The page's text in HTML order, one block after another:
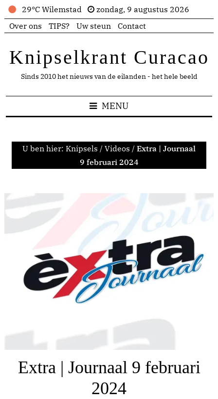
29°C Wilemstad
zondag, 9 augustus 2026
Over ons
TIPS? Uw steun Contact
Knipselkrant Curacao
Sinds 2010 het nieuws van de eilanden - het hele beeld
MENU
U ben hier: Knipsels / Videos / Extra | Journaal
9 februari 2024
Extra | Journaal 9 februari
2024